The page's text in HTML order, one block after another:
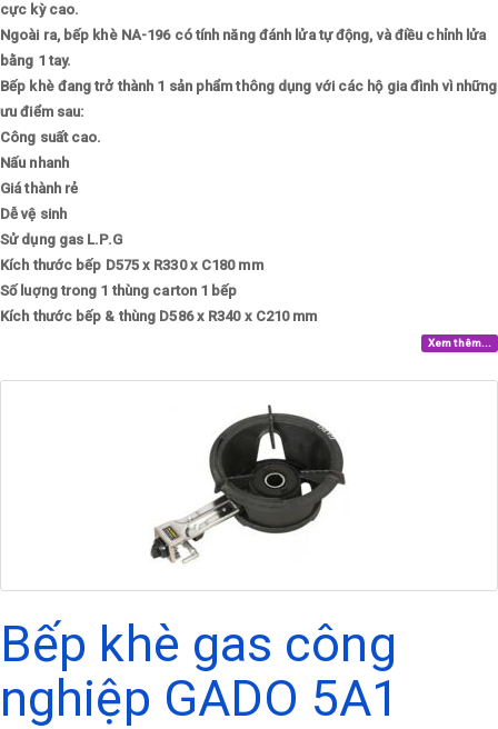
cực kỳ cao.
Ngoài ra, bếp khè NA-196 có tính năng đánh lửa tự động, và điều chỉnh lửa
bằng 1 tay.
Bếp khè đang trở thành 1 sản phẩm thông dụng với các hộ gia đình vì những
ưu điểm sau:
Công suất cao.
Nấu nhanh
Giá thành rẻ
Dễ vệ sinh
Sử dụng gas L.P.G
Kích thước bếp D575 x R330 x C180 mm
Số luợng trong 1 thùng carton 1 bếp
Kích thước bếp & thùng D586 x R340 x C210 mm
Xem thêm...
Bếp khè gas công
nghiệp GADO 5A1